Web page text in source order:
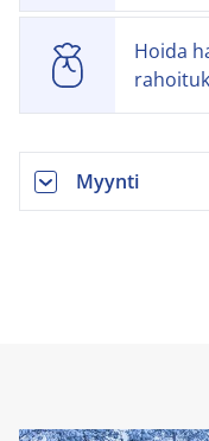
Hoida
Myynti